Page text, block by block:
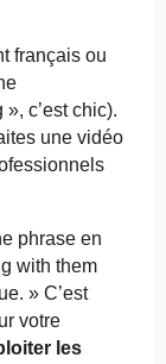
français ou
c’est chic).
une vidéo
phrase en
with them
» C’est
votre
les